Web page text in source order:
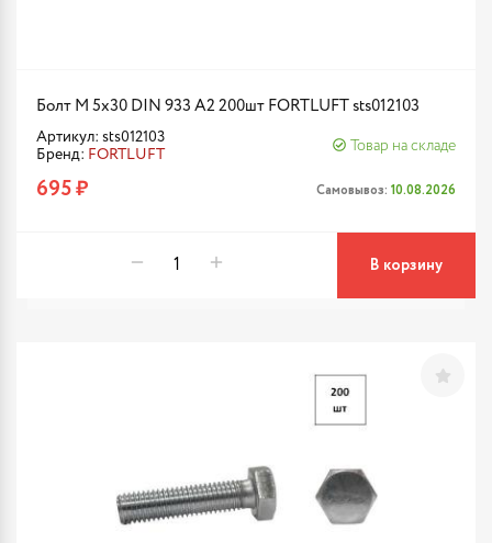
Болт М 5х30 DIN 933 A2 200шт FORTLUFT sts012103
Артикул: sts012103
Бренд: FORTLUFT
Товар на складе
695 ₽ Самовывоз: 10.08.2026
В корзину